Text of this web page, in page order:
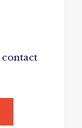
contact